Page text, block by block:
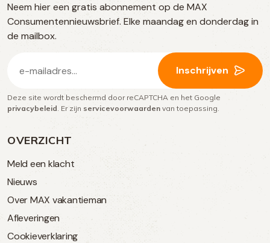
OVERZICHT
Meld een klacht
Nieuws
Over MAX vakantieman
Afleveringen
Cookieverklaring
social
media
Neem hier een gratis abonnement op de MAX
Consumentennieuwsbrief. Elke maandag en donderdag in
de mailbox.
mailadres
(Vereist)
Inschrijven
Deze site wordt beschermd door reCAPTCHA en het Google
privacybeleid. Er zijn servicevoorwaarden van toepassing.